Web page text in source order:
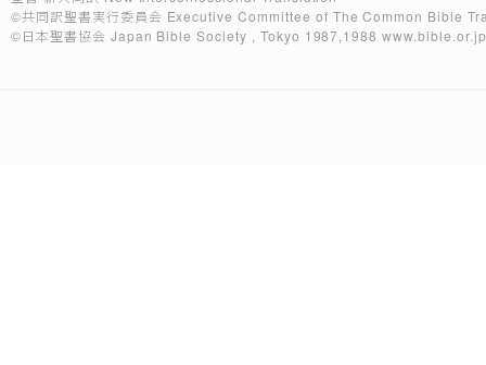
©共同訳聖書実行委員会 Executive Committee of The Common Bible
©日本聖書協会 Japan Bible Society , Tokyo 1987,1988www.bible.or.jp